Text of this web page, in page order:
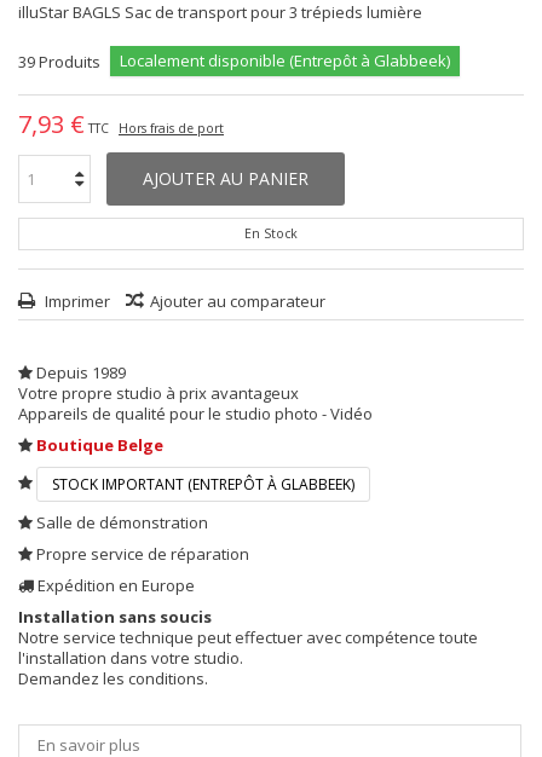
illuStar BAGLS Sac de transport pour 3 trépieds lumière
39Produits Localement disponible (Entrepôt à Glabbeek)
7,93 € TTC Hors frais de port
AJOUTER AU PANIER
En Stock
Imprimer Ajouter au comparateur
Depuis 1989
Votre propre studio à prix avantageux
Appareils de qualité pour le studio photo - Vidéo
Boutique Belge
STOCK IMPORTANT (ENTREPÔT À GLABBEEK)
Salle de démonstration
Propre service de réparation
Expédition en Europe
Installation sans soucis
Notre service technique peut effectuer avec compétence toute
l'installation dans votre studio.
Demandez les conditions.
En savoir plus